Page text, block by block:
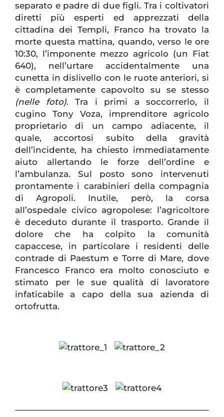
separato e padre di due figli. Tra i coltivatori
diretti più esperti ed apprezzati della
cittadina dei Templi, Franco ha trovato la
morte questa mattina, quando, verso le ore
10:30, l’imponente mezzo agricolo (un Fiat
640), nell’urtare accidentalmente una
cunetta in dislivello con le ruote anteriori, si
è completamente capovolto su se stesso
(nelle foto). Tra i primi a soccorrerlo, il
cugino Tony Voza, imprenditore agricolo
proprietario di un campo adiacente, il
quale, accortosi subito della gravità
dell’incidente, ha chiesto immediatamente
aiuto allertando le forze dell’ordine e
l’ambulanza. Sul posto sono intervenuti
prontamente i carabinieri della compagnia
di Agropoli. Inutile, però, la corsa
all’ospedale civico agropolese: l’agricoltore
è deceduto durante il trasporto. Grande il
dolore che ha colpito la comunità
capaccese, in particolare i residenti delle
contrade di Paestum e Torre di Mare, dove
Francesco Franco era molto conosciuto e
stimato per le sue qualità di lavoratore
infaticabile a capo della sua azienda di
ortofrutta.